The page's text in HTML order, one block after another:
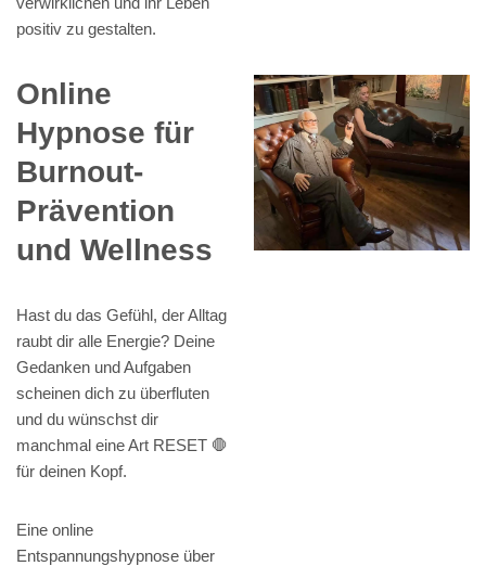
positiv zu gestalten.
Online
Hypnose für
Burnout-
Prävention
und Wellness
Hast du das Gefühl, der Alltag
raubt dir alle Energie? Deine
Gedanken und Aufgaben
scheinen dich zu überfluten
und du wünschst dir
manchmal eine Art RESET 🛑
für deinen Kopf.
Eine online
Entspannungshypnose über